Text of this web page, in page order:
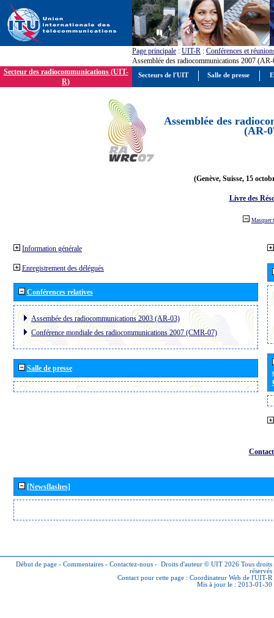
Page principale : UIT-R : Conférences et
Assemblée des radiocommunications 2007
Secteur des radiocommunications (UIT-
R)
Assemblée des
(AR-
(Genève, Suisse, 15
Livre des
Masquer
Information générale
Enregistrement des délégués
Conférences relatives
Assembée des radiocommunications 2003 (AR-03)
Conférence mondiale des radiocommunications 2007 (CMR-07)
Salle de presse
[Newsflashes]
Début de page - Commentaires - Contactez-nous - Droits d'auteur © UIT 2026 Tous droits
réservés
Contact pour cette page : Coordinateur Web de l'UIT-R
Mis à jour le : 2013-01-30
Secteurs de l'UIT Salle de presse